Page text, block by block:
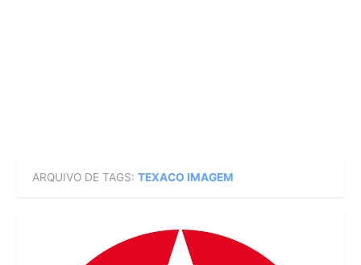
ARQUIVO DE TAGS: TEXACO IMAGEM